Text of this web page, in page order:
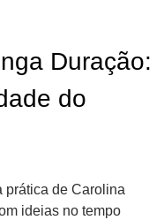
Duração:
do
prática de Carolina
ideias no tempo